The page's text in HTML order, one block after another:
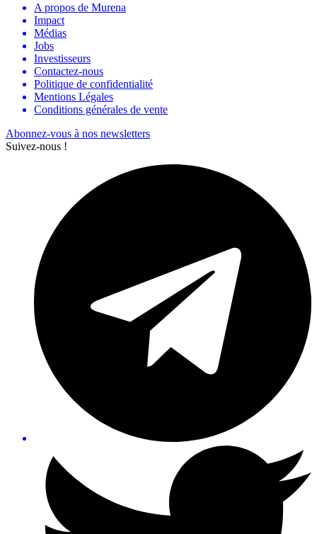
A propos de Murena
Impact
Médias
Jobs
Investisseurs
Contactez-nous
Politique de confidentialité
Mentions Légales
Conditions générales de vente
Abonnez-vous à nos newsletters
Suivez-nous !